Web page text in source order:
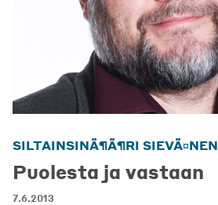
SILTAINSINÃ¶Ã¶RI SIEVÃ¤NEN
Puolesta ja vastaan
7.6.2013